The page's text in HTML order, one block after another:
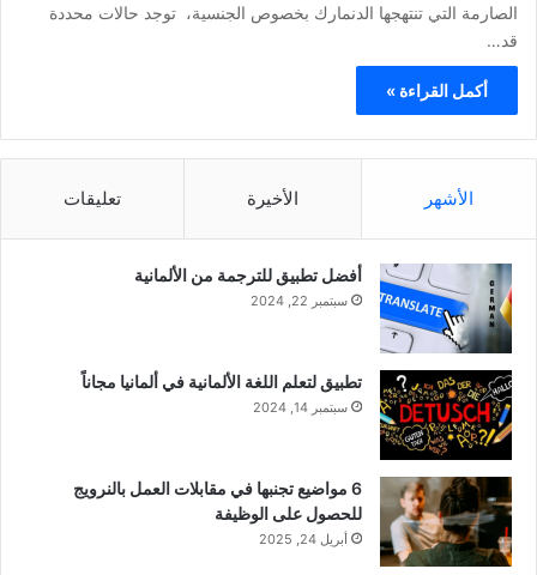
الصارمة التي تنتهجها الدنمارك بخصوص الجنسية، توجد حالات محددة
قد…
أكمل القراءة »
الأشهر الأخيرة تعليقات
أفضل تطبيق للترجمة من الألمانية
سبتمبر 22, 2024
تطبيق لتعلم اللغة الألمانية في ألمانيا مجاناً
سبتمبر 14, 2024
6 مواضيع تجنبها في مقابلات العمل بالنرويج
للحصول على الوظيفة
أبريل 24, 2025